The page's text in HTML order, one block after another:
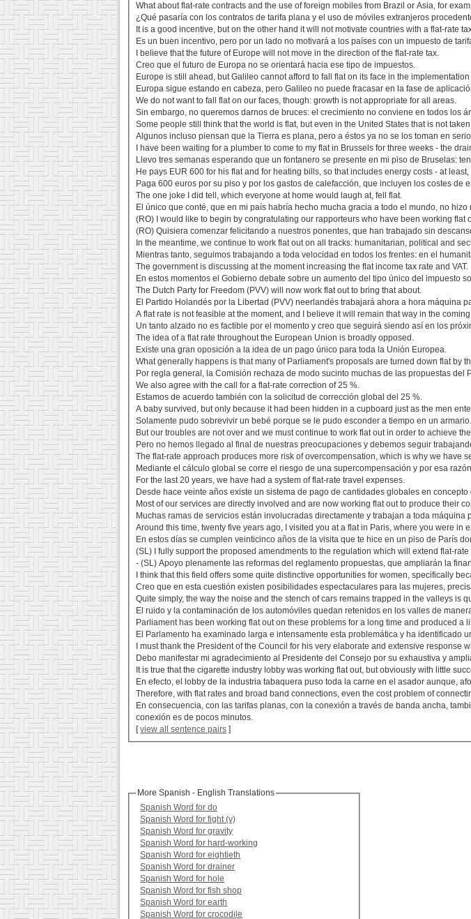
What about flat-rate contracts and the use of foreign mobiles from Brazil or Asia, for
¿Qué pasaría con los contratos de tarifa plana y el uso de móviles extranjeros
It is a good incentive, but on the other hand it will not motivate countries with a flat-rate
Es un buen incentivo, pero por un lado no motivará a los países con un impuesto de
I believe that the future of Europe will not move in the direction of the flat-rate tax.
Creo que el futuro de Europa no se orientará hacia ese tipo de impuestos.
Europe is still ahead, but Galileo cannot afford to fall flat on its face in the
Europa sigue estando en cabeza, pero Galileo no puede fracasar en la fase de
We do not want to fall flat on our faces, though: growth is not appropriate for all areas.
Sin embargo, no queremos darnos de bruces: el crecimiento no conviene en todos los
Some people still think that the world is flat, but even in the United States that is not
Algunos incluso piensan que la Tierra es plana, pero a éstos ya no se los toman en
I have been waiting for a plumber to come to my flat in Brussels for three weeks - the
Llevo tres semanas esperando que un fontanero se presente en mi piso de Bruselas:
He pays EUR 600 for his flat and for heating bills, so that includes energy costs - at least,
Paga 600 euros por su piso y por los gastos de calefacción, que incluyen los costes de
The one joke I did tell, which everyone at home would laugh at, fell flat.
El único que conté, que en mi país habría hecho mucha gracia a todo el mundo, no hizo
(RO) I would like to begin by congratulating our rapporteurs who have been working flat
(RO) Quisiera comenzar felicitando a nuestros ponentes, que han trabajado sin
In the meantime, we continue to work flat out on all tracks: humanitarian, political and
Mientras tanto, seguimos trabajando a toda velocidad en todos los frentes: en el
The government is discussing at the moment increasing the flat income tax rate and VAT.
En estos momentos el Gobierno debate sobre un aumento del tipo único del impuesto
The Dutch Party for Freedom (PVV) will now work flat out to bring that about.
El Partido Holandés por la Libertad (PVV) neerlandés trabajará ahora a hora máquina
A flat rate is not feasible at the moment, and I believe it will remain that way in the
Un tanto alzado no es factible por el momento y creo que seguirá siendo así en los
The idea of a flat rate throughout the European Union is broadly opposed.
Existe una gran oposición a la idea de un pago único para toda la Unión Europea.
What generally happens is that many of Parliament's proposals are turned down flat by
Por regla general, la Comisión rechaza de modo sucinto muchas de las propuestas del
We also agree with the call for a flat-rate correction of 25 %.
Estamos de acuerdo también con la solicitud de corrección global del 25 %.
A baby survived, but only because it had been hidden in a cupboard just as the men
Solamente pudo sobrevivir un bebé porque se le pudo esconder a tiempo en un armario.
But our troubles are not over and we must continue to work flat out in order to achieve
Pero no hemos llegado al final de nuestras preocupaciones y debemos seguir
The flat-rate approach produces more risk of overcompensation, which is why we have
Mediante el cálculo global se corre el riesgo de una supercompensación y por esa
For the last 20 years, we have had a system of flat-rate travel expenses.
Desde hace veinte años existe un sistema de pago de cantidades globales en
Most of our services are directly involved and are now working flat out to produce their
Muchas ramas de servicios están involucradas directamente y trabajan a toda máquina
Around this time, twenty five years ago, I visited you at a flat in Paris, where you were in
En estos días se cumplen veinticinco años de la visita que te hice en un piso de París
(SL) I fully support the proposed amendments to the regulation which will extend flat-
- (SL) Apoyo plenamente las reformas del reglamento propuestas, que ampliarán la
I think that this field offers some quite distinctive opportunities for women, specifically
Creo que en esta cuestión existen posibilidades espectaculares para las mujeres,
Quite simply, the way the noise and the stench of cars remains trapped in the valleys is
El ruido y la contaminación de los automóviles quedan retenidos en los valles de
Parliament has been working flat out on these problems for a long time and produced
El Parlamento ha examinado larga e intensamente esta problemática y ha identificado
I must thank the President of the Council for his very elaborate and extensive response
Debo manifestar mi agradecimiento al Presidente del Consejo por su exhaustiva y
It is true that the cigarette industry lobby was working flat out, but obviously with little
En efecto, el lobby de la industria tabaquera puso toda la carne en el asador aunque,
Therefore, with flat rates and broad band connections, even the cost problem of
En consecuencia, con las tarifas planas, con la conexión a través de banda ancha,
conexión es de pocos minutos.
[view all sentence pairs ]
More Spanish - English Translations
Spanish Word for do
Spanish Word for fight (v)
Spanish Word for gravity
Spanish Word for hard-working
Spanish Word for eightieth
Spanish Word for drainer
Spanish Word for hole
Spanish Word for fish shop
Spanish Word for earth
Spanish Word for crocodile